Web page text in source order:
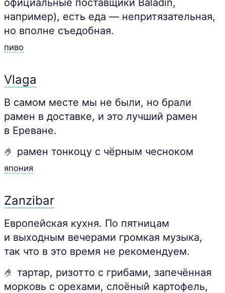
официальные поставщики Baladin,
например), есть еда — непритязательная,
но вполне съедобная.
пиво
Vlaga
В самом месте мы не были, но брали
рамен в доставке, и это лучший рамен
в Ереване.
🤌 рамен тонкоцу с чёрным чесноком
япония
Zanzibar
Европейская кухня. По пятницам
и выходным вечерами громкая музыка,
так что в это время не рекомендуем.
🤌 тартар, ризотто с грибами, запечённая
морковь с орехами, слоёный картофель,